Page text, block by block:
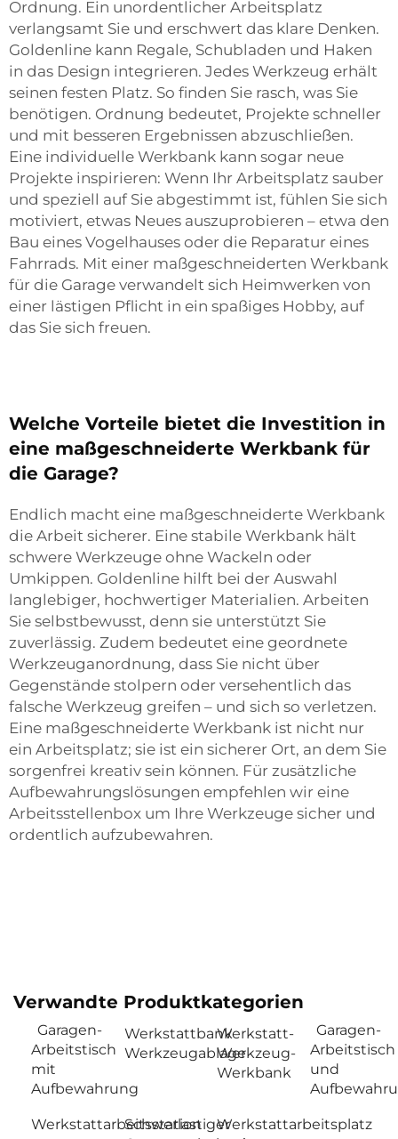
Ordnung. Ein unordentlicher Arbeitsplatz
verlangsamt Sie und erschwert das klare Denken.
Goldenline kann Regale, Schubladen und Haken
in das Design integrieren. Jedes Werkzeug erhält
seinen festen Platz. So finden Sie rasch, was Sie
benötigen. Ordnung bedeutet, Projekte schneller
und mit besseren Ergebnissen abzuschließen.
Eine individuelle Werkbank kann sogar neue
Projekte inspirieren: Wenn Ihr Arbeitsplatz sauber
und speziell auf Sie abgestimmt ist, fühlen Sie sich
motiviert, etwas Neues auszuprobieren – etwa den
Bau eines Vogelhauses oder die Reparatur eines
Fahrrads. Mit einer maßgeschneiderten Werkbank
für die Garage verwandelt sich Heimwerken von
einer lästigen Pflicht in ein spaßiges Hobby, auf
das Sie sich freuen.
Welche Vorteile bietet die Investition in
eine maßgeschneiderte Werkbank für
die Garage?
Endlich macht eine maßgeschneiderte Werkbank
die Arbeit sicherer. Eine stabile Werkbank hält
schwere Werkzeuge ohne Wackeln oder
Umkippen. Goldenline hilft bei der Auswahl
langlebiger, hochwertiger Materialien. Arbeiten
Sie selbstbewusst, denn sie unterstützt Sie
zuverlässig. Zudem bedeutet eine geordnete
Werkzeuganordnung, dass Sie nicht über
Gegenstände stolpern oder versehentlich das
falsche Werkzeug greifen – und sich so verletzen.
Eine maßgeschneiderte Werkbank ist nicht nur
ein Arbeitsplatz; sie ist ein sicherer Ort, an dem Sie
sorgenfrei kreativ sein können. Für zusätzliche
Aufbewahrungslösungen empfehlen wir eine
Arbeitsstellenbox um Ihre Werkzeuge sicher und
ordentlich aufzubewahren.
Verwandte Produktkategorien
Garagen-
Arbeitstisch
mit
Aufbewahrung
Werkstattbank
Werkzeugablage
Werkstatt-
Werkzeug-
Werkbank
Garagen-
Arbeitstisch
und
Werkstattarbeitsstation
SchwerlastigerWerkstattarbeitsplatz